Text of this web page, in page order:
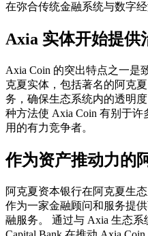
在弥合传统金融系统与数字经
Axia 实体开始提供
Axia Coin 的突出特点之一是
克夏实体，包括著名的阿克
务，确保生态系统内的透明
种方法使 Axia Coin 有别于
用的有力竞争者。
作为资产推动力的
阿克夏资本银行在阿克夏生
作为一家金融顾问和服务提
融服务。 通过与 Axia 生态